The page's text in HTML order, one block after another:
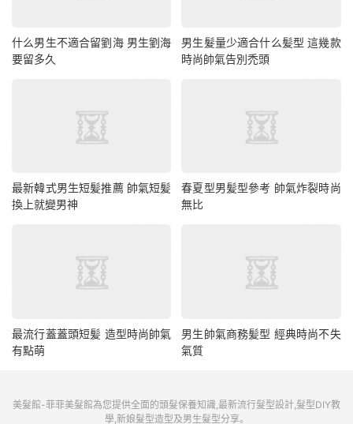
什么男生不適合留劉海 男生劉海
要留多久
男生髮量少適合什么髪型 這幾款
時尚帥氣告別禿頭
最新韓式男生短髪推薦 帥氣短髪
換上就變男神
春夏型男髪型參考 帥氣炸裂時尚
無比
最流行蓋蓋頭短髪 造型時尚帥氣
有點萌
男生帥氣商務髪型 經典時尚不失
氣質
美髮館-菲菲美髮館為您提供全面的頭髮保養知識,最新流行髮型設計,髮型DIY教
學,新娘髮型造型及男生髮型分享。